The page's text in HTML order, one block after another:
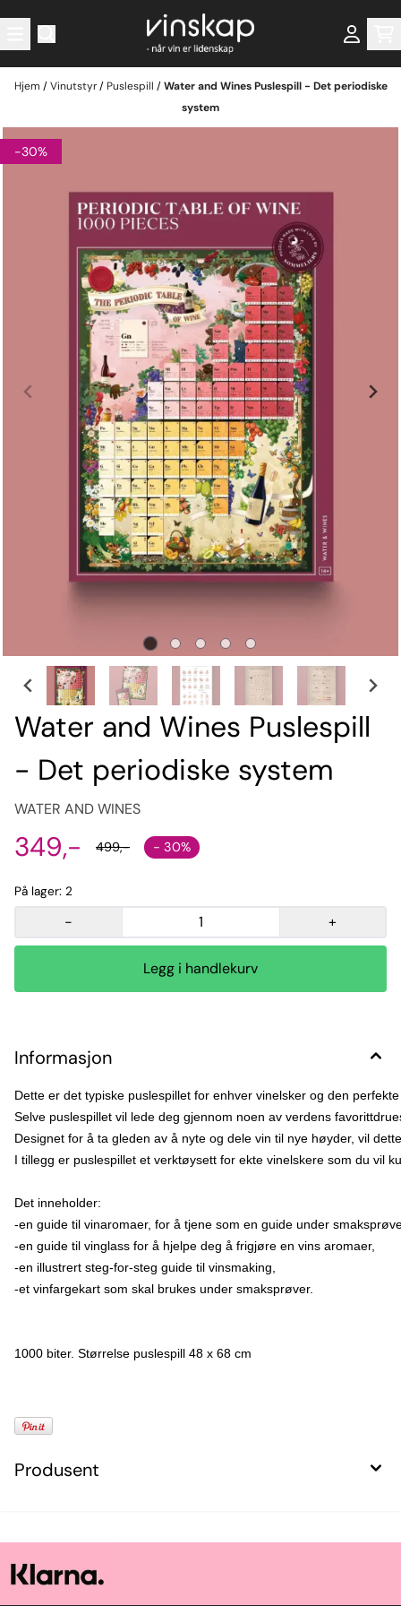
Hopp til innhold
Hjem /Vinutstyr/ Puslespill /Water and Wines Puslespill - Det periodiske
system
-30%
Water and Wines Puslespill
- Det periodiske system
WATER AND WINES
349,- 499,- - 30%
På lager: 2
- +
Informasjon
Dette er det typiske puslespillet for enhver vinelsker og den
Selve puslespillet vil lede deg gjennom noen av verdens
Designet for å ta gleden av å nyte og dele vin til nye høyder, vil
I tillegg er puslespillet et verktøysett for ekte vinelskere som du vil
Det inneholder:
-en guide til vinaromaer, for å tjene som en guide under
-en guide til vinglass for å hjelpe deg å frigjøre en vins aromaer,
-en illustrert steg-for-steg guide til vinsmaking,
-et vinfargekart som skal brukes under smaksprøver.
1000 biter. Størrelse puslespill 48 x 68 cm
Produsent